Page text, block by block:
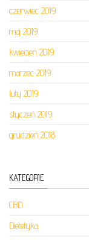
czerwiec 2019
maj 2019
kwiecień 2019
marzec 2019
luty 2019
styczeń 2019
grudzień 2018
KATEGORIE
CBD
Dietetyka